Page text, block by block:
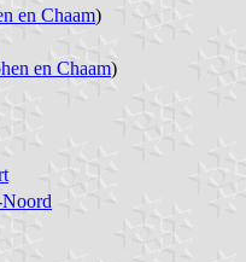
en Chaam)
en Chaam)